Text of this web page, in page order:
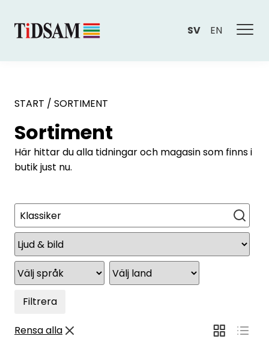
SV EN
START / SORTIMENT
Sortiment
Här hittar du alla tidningar och magasin som finns i
butik just nu.
Sök
Filtrera
Rensa alla